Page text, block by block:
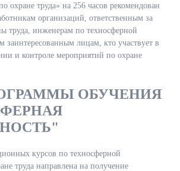
охране труда» на 256 часов рекомендован
организаций, ответственным за
труда, инженерам по техносферной
заинтересованным лицам, кто участвует в
и контроле мероприятий по охране
ОБУЧЕНИЯ
курсов по техносферной
труда направлена на получение